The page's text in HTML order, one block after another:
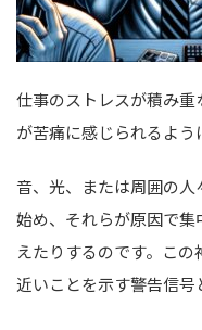
仕事のストレスが積み
が苦痛に感じられるよう
音、光、または周囲の
始め、それらが原因で
えたりするのです。こ
近いことを示す警告信号